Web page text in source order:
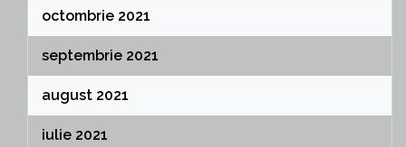
octombrie 2021
septembrie 2021
august 2021
iulie 2021